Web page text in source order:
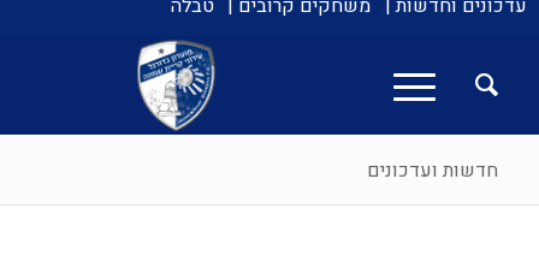
עדכונים וחדשות | משחקים קרובים | טבלה
חדשות ועדכונים